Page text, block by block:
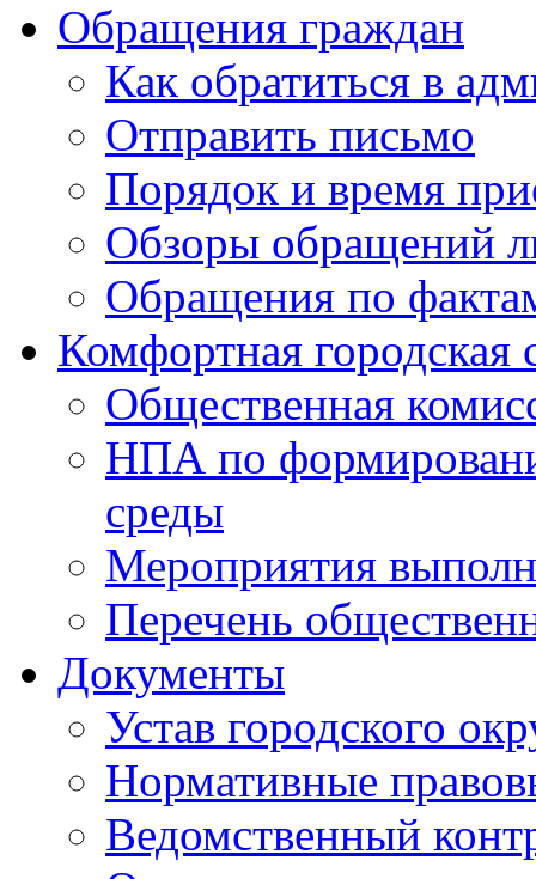
Обращения граждан
Как обратиться в
Отправить письмо
Порядок и время
Обзоры обращений
Обращения по
Комфортная городская
Общественная
НПА по
среды
Мероприятия
Перечень
Документы
Устав городского
Нормативные
Ведомственный